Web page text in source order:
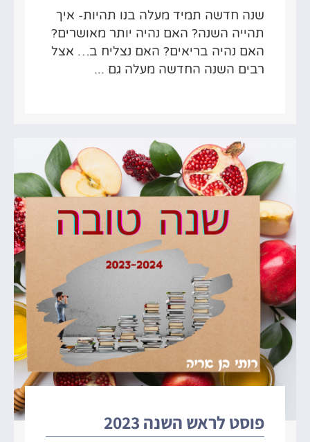
שנה חדשה תמיד מעלה בנו תהיות- איך
תהייה השנה? האם נהיה יותר מאושרים?
האם נהיה בריאים? האם נצליח ב… אצל
רבים השנה החדשה מעלה גם ...
פוסט לראש השנה 2023